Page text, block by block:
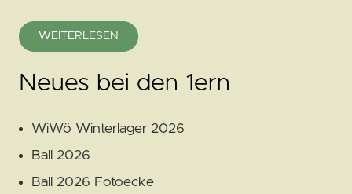
WEITERLESEN
Neues bei den 1ern
WiWö Winterlager 2026
Ball 2026
Ball 2026 Fotoecke